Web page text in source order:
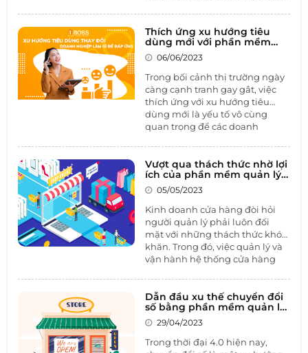
phân phối là một rủi ro không
thể tránh khỏi. Những xung đột
này có thể gây tổn hại nghiêm
hiệu, giảm hiệu suất kinh
doanh và làm mất lòng khách
hàng. Trong bài viết này, hãy
cùng 1BOSS tìm hiểu về cách
ngăn chặn xung đột kênh phân
thù ngành Thương mại - Phân
phốiđể đạt được sự hiệu quả
tối đa trong quản lý.
Thích ứng xu hướng tiêu
dùng mới với phần mềm
CRM06/06/2023
Trong bối cảnh thị trường ngày
càng cạnh tranh gay gắt, việc
thích ứng với xu hướng tiêu
dùng mới là yếu tố vô cùng
quan trọng để các doanh
Trong bài viết này, chúng ta hãy
cùng 1BOSS tìm hiểu về xu
hướng tiêu dùng thay đổi và
thể thích ứng với những thay
đổi đó vớiphần mềm CRM.
Vượt qua thách thức nhờ lợi
ích của phần mềm quản lý
chuỗi cửa hàng
05/05/2023
Kinh doanh cửa hàng đòi hỏi
người quản lý phải luôn đối
mặt với những thách thức khó
khăn. Trong đó, việc quản lý và
vận hành hệ thống cửa hàng
Tuy nhiên, nhiều doanh nghiệp
nhỏ và vừa vẫn chưa nhận thấy
tầm quan trọng của phần mềm
gặp rất nhiều khó khăn khi
Dẫn đầu xu thế chuyển đổi
số bằng phần mềm quản lý
mua hàng
29/04/2023
Trong thời đại 4.0 hiện nay,